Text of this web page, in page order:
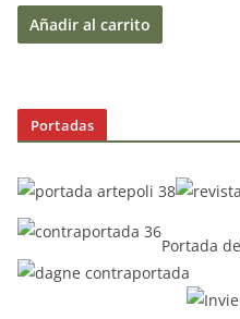
Añadir al carrito
Portadas
Portada